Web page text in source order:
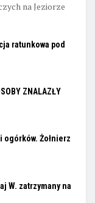
na Jeziorze
ratunkowa pod
ZNALAZŁY
ogórków. Żołnierz
W. zatrzymany na